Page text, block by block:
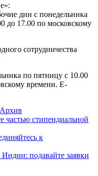
дни с понедельника
до 17.00 по московскому
сотрудничества
по пятницу с 10.00
времени. E-
частью стипендиальной
к
подавайте заявки